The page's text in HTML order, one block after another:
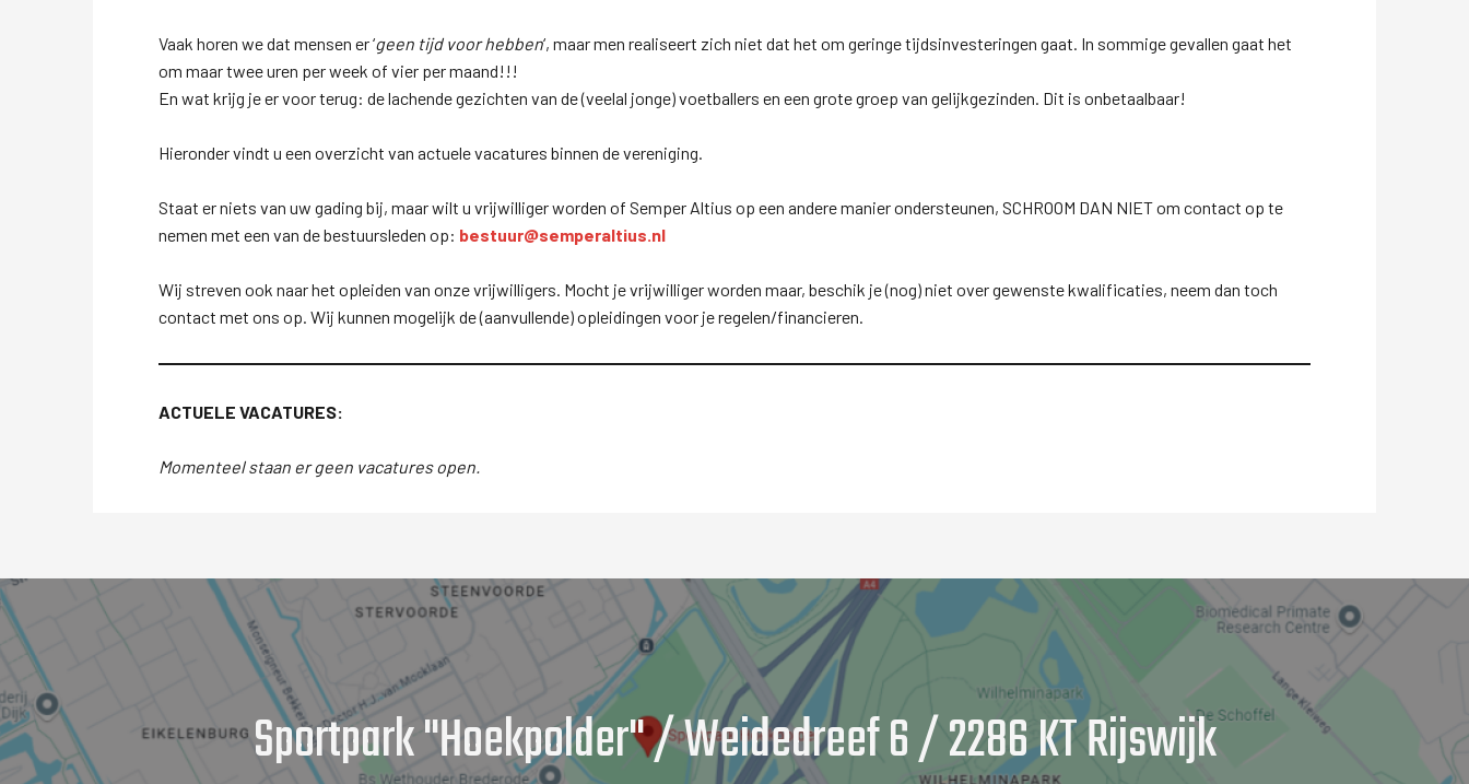
Vaak horen we dat mensen er ‘geen tijd voor hebben‘, maar men realiseert zich niet dat het om geringe tijdsinvesteringen gaat. In sommige gevallen gaat het
om maar twee uren per week of vier per maand!!!
En wat krijg je er voor terug: de lachende gezichten van de (veelal jonge) voetballers en een grote groep van gelijkgezinden. Dit is onbetaalbaar!
Hieronder vindt u een overzicht van actuele vacatures binnen de vereniging.
Staat er niets van uw gading bij, maar wilt u vrijwilliger worden of Semper Altius op een andere manier ondersteunen, SCHROOM DAN NIET om contact op te
nemen met een van de bestuursleden op: bestuur@semperaltius.nl
Wij streven ook naar het opleiden van onze vrijwilligers. Mocht je vrijwilliger worden maar, beschik je (nog) niet over gewenste kwalificaties, neem dan toch
contact met ons op. Wij kunnen mogelijk de (aanvullende) opleidingen voor je regelen/financieren.
ACTUELE VACATURES:
Momenteel staan er geen vacatures open.
Sportpark "Hoekpolder" / Weidedreef 6 / 2286 KT Rijswijk